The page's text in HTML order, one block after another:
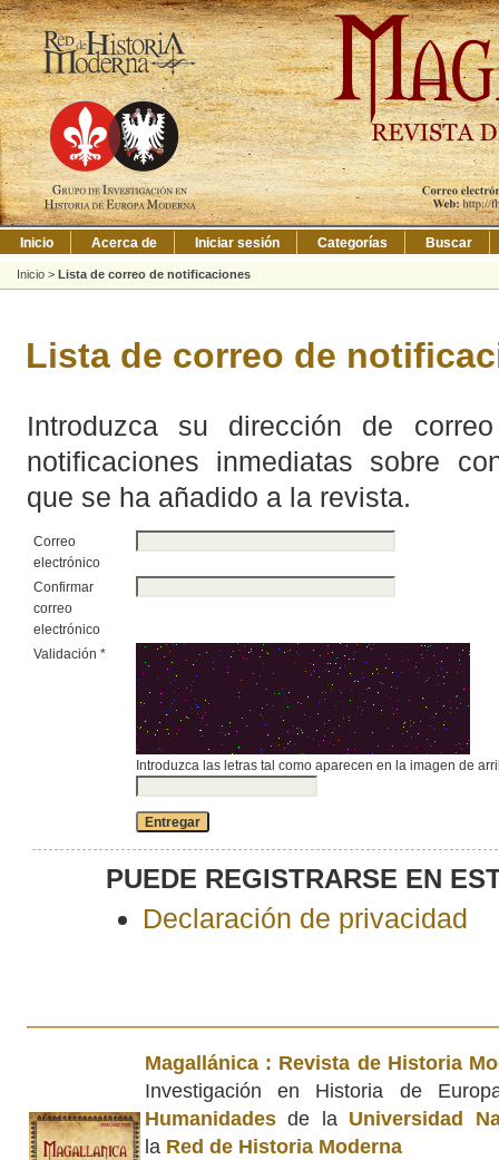
Inicio Acerca de Iniciar sesión Categorías Buscar
Inicio > Lista de correo de notificaciones
Lista de correo de
Introduzca su dirección de
notificaciones inmediatas sobre
que se ha añadido a la revista.
Correo
electrónico
Confirmar
correo
electrónico
Validación *
Introduzca las letras tal como aparecen en la imagen de
PUEDE REGISTRARSE EN
Declaración de privacidad
Magallánica : Revista de Historia
Investigación en Historia de
Humanidadesde la Universidad
la Red de Historia Moderna